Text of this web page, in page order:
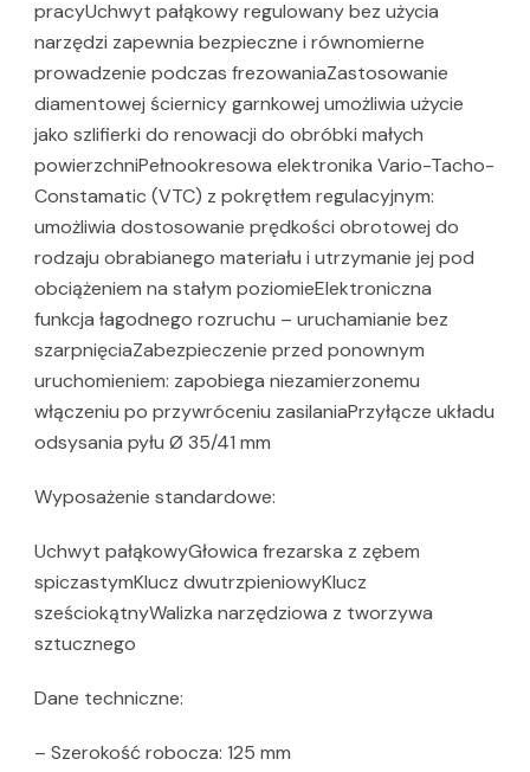
pracyUchwyt pałąkowy regulowany bez użycia
narzędzi zapewnia bezpieczne i równomierne
prowadzenie podczas frezowaniaZastosowanie
diamentowej ściernicy garnkowej umożliwia użycie
jako szlifierki do renowacji do obróbki małych
powierzchniPełnookresowa elektronika Vario-Tacho-
Constamatic (VTC) z pokrętłem regulacyjnym:
umożliwia dostosowanie prędkości obrotowej do
rodzaju obrabianego materiału i utrzymanie jej pod
obciążeniem na stałym poziomieElektroniczna
funkcja łagodnego rozruchu – uruchamianie bez
szarpnięciaZabezpieczenie przed ponownym
uruchomieniem: zapobiega niezamierzonemu
włączeniu po przywróceniu zasilaniaPrzyłącze układu
odsysania pyłu Ø 35/41 mm
Wyposażenie standardowe:
Uchwyt pałąkowyGłowica frezarska z zębem
spiczastymKlucz dwutrzpieniowyKlucz
sześciokątnyWalizka narzędziowa z tworzywa
sztucznego
Dane techniczne:
– Szerokość robocza: 125 mm